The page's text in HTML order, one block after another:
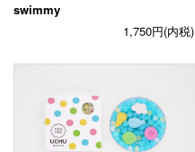
swimmy
1,750円(内税)